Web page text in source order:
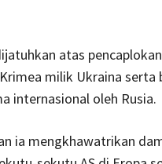
atas pencaplokan
milik Ukraina serta
internasional oleh Rusia.
ia mengkhawatrikan